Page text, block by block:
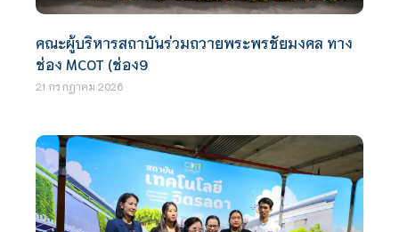
คณะผู้บริหารสถาบันร่วมถวายพระพรชัยมงคล ทาง
ช่อง MCOT (ช่อง9
21 กรกฎาคม 2026